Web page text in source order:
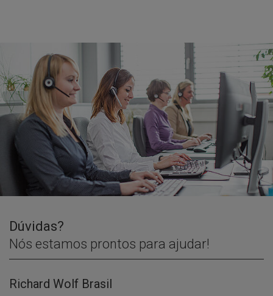
Dúvidas?
Nós estamos prontos para ajudar!
Richard Wolf Brasil